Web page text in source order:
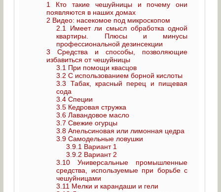
1
Кто такие чешуйницы и почему они
появляются в наших домах
2 Видео: насекомое под микроскопом
2.1
Имеет ли смысл обработка одной
квартиры. Плюсы и минусы
профессиональной дезинсекции
3 Средства и способы, позволяющие
избавиться от чешуйницы
3.1 При помощи квасцов
3.2 С использованием борной кислоты
3.3 Табак, красный перец и пищевая
сода
3.4 Специи
3.5 Кедровая стружка
3.6 Лавандовое масло
3.7 Свежие огурцы
3.8 Апельсиновая или лимонная цедра
3.9 Самодельные ловушки
3.9.1 Вариант 1
3.9.2 Вариант 2
3.10 Универсальные промышленные
средства, используемые при борьбе с
чешуйницами
3.11 Мелки и карандаши и гели